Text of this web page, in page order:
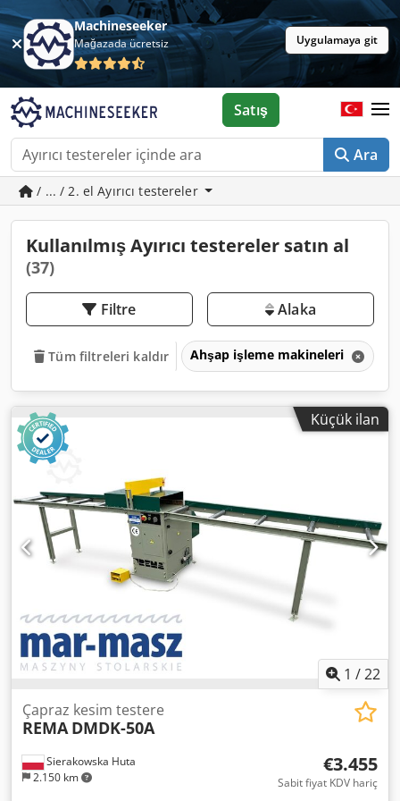
Machineseeker
Mağazada ücretsiz Uygulamaya git
Ara
Satış
/ ... / 2. el Ayırıcı testereler
Kullanılmış Ayırıcı testereler satın al
(37)
Filtre Alaka
Tüm filtreleri kaldır Ahşap işleme makineleri
Küçük ilan
1 /22
Sierakowska Huta
2.150 km
Çapraz kesim testere
REMA DMDK-50A
€3.455
Sabit fiyat KDV hariç